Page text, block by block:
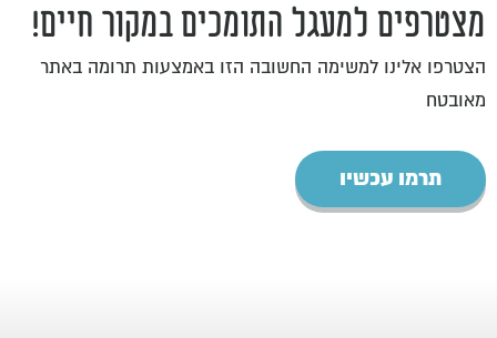
מצטרפים למעגל התומכים במקור חיים!
הצטרפו אלינו למשימה החשובה הזו באמצעות תרומה באתר
מאובטח
תרמו עכשיו